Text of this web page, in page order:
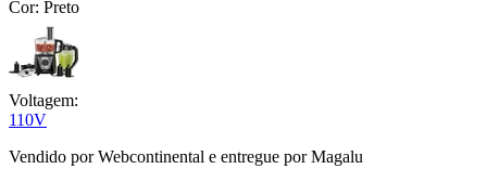
Cor: Preto
Voltagem:
110V
Vendido porWebcontinental e entregue por Magalu